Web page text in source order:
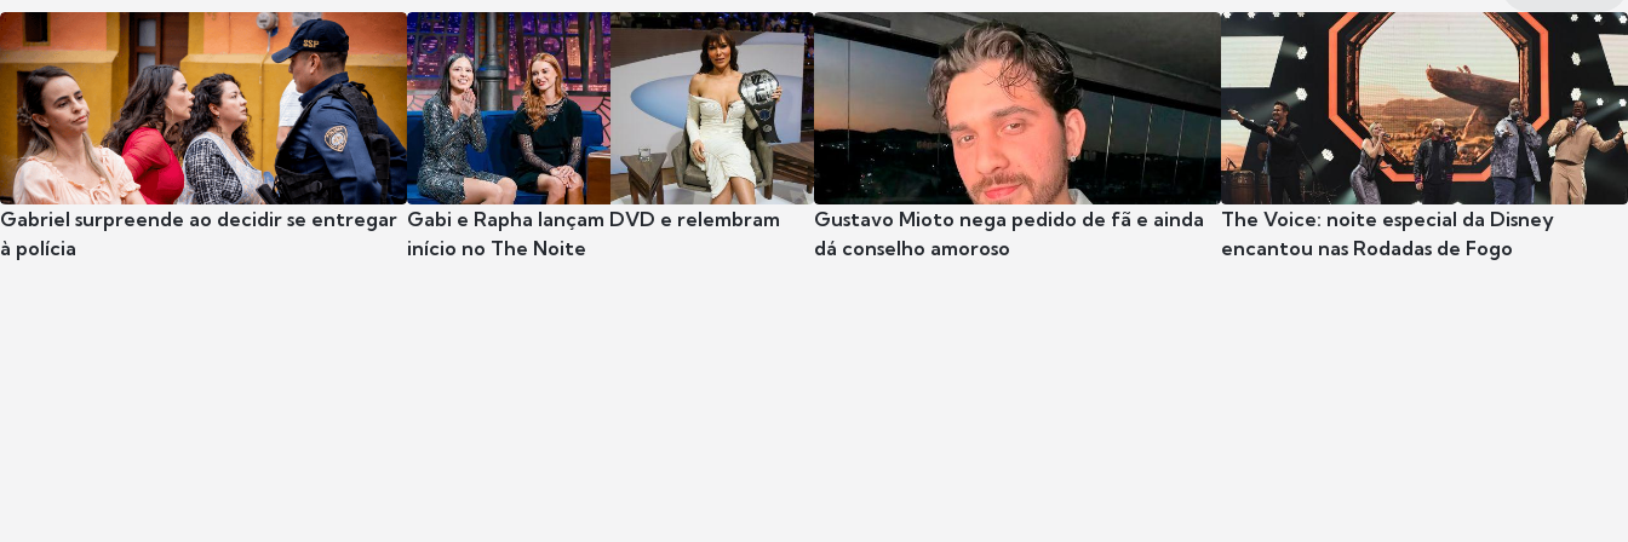
Gabriel surpreende ao decidir se entregar
à polícia
Gabi e Rapha lançam DVD e relembram
início no The Noite
Gustavo Mioto nega pedido de fã e ainda
dá conselho amoroso
The Voice: noite especial da Disney
encantou nas Rodadas de Fogo